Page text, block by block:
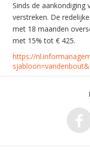
Sinds de aankondiging
verstreken. De
met 18 maanden
met 15% tot € 425.
https://